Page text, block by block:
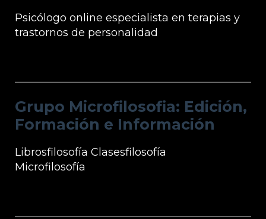
Psicólogo online especialista en terapias y
trastornos de personalidad
Grupo Microfilosofia: Edición,
Formación e Información
Librosfilosofía Clasesfilosofía
Microfilosofía